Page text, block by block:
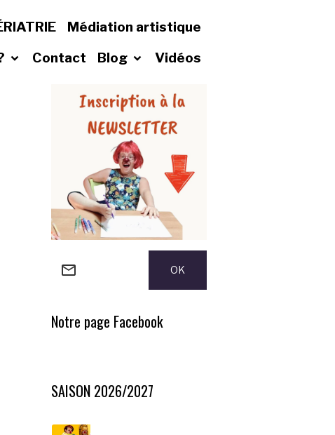
Médiation artistique
Contact Blog Vidéos
OK
Notre page Facebook
SAISON 2026/2027